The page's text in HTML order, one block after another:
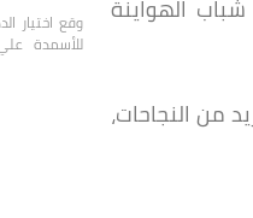
الهواينة
من النجاحات،
وقع اختيار
للأسمدة علي